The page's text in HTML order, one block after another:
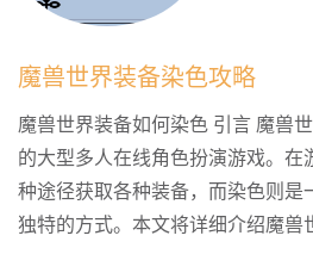
魔兽世界装备染色攻略
魔兽世界装备如何染色 引言 魔兽
的大型多人在线角色扮演游戏。
种途径获取各种装备，而染色则
独特的方式。本文将详细介绍魔